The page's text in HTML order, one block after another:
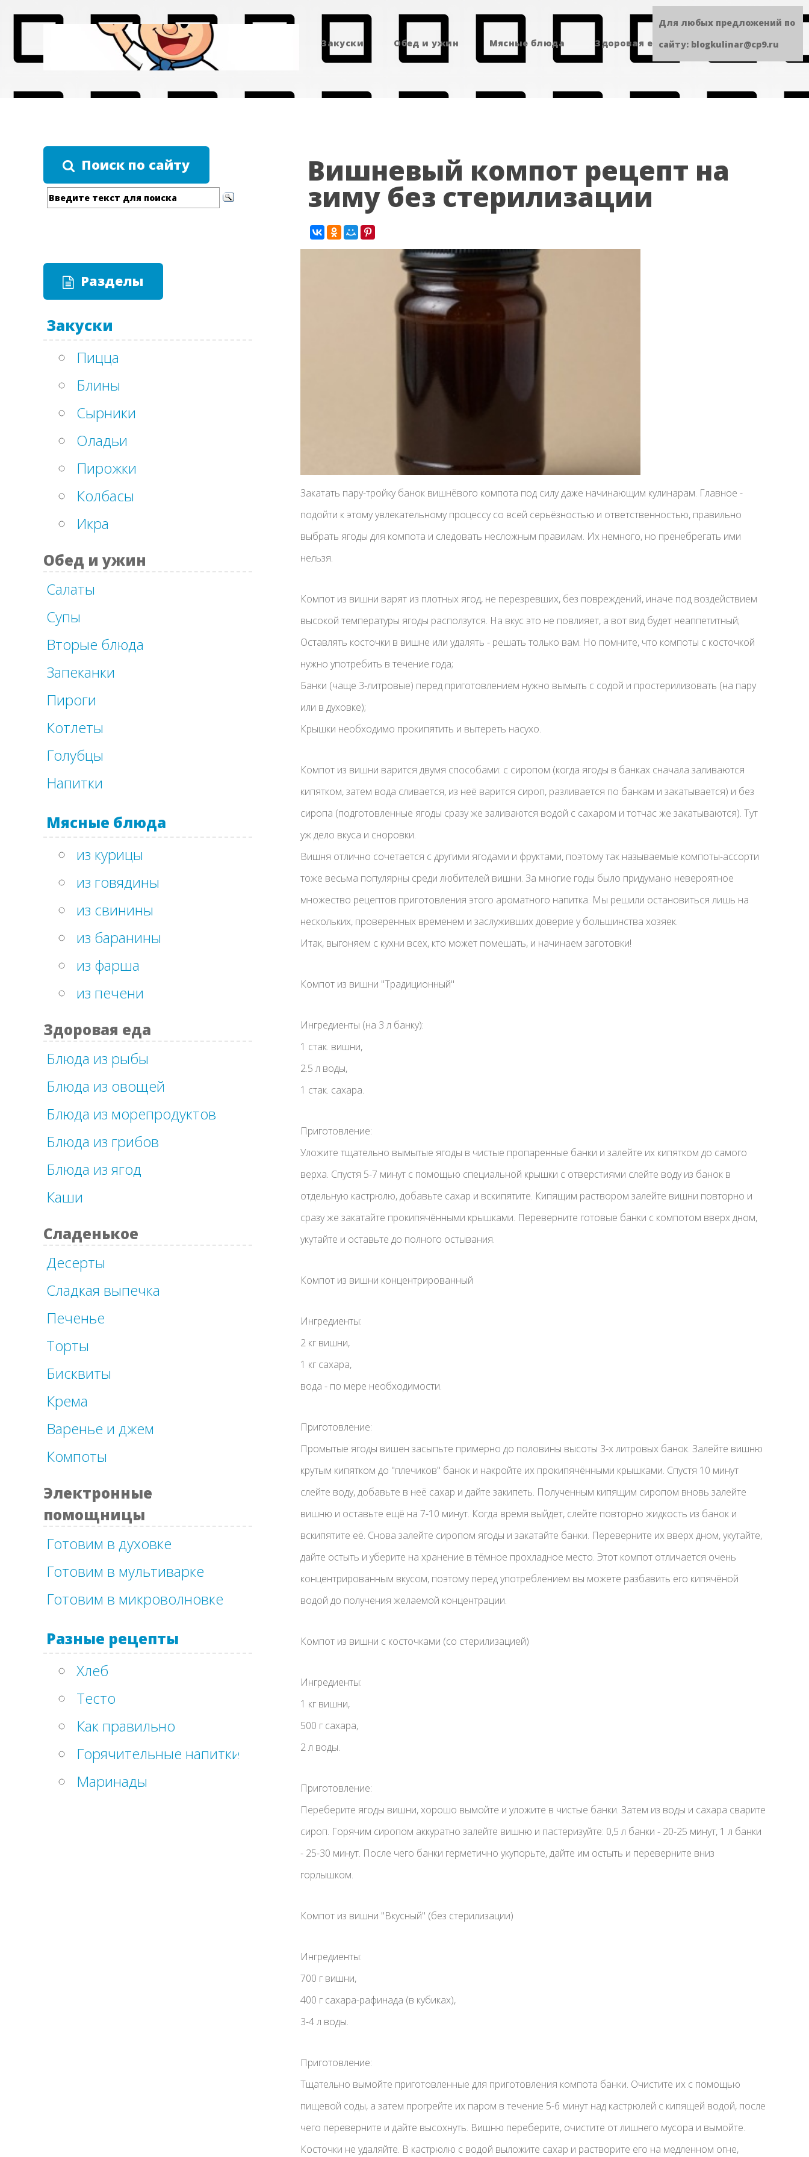
Закуски Обед и ужин Мясные блюда Здоровая еда Сладенькое
Поиск по сайту
Разделы
Закуски
Пицца
Блины
Сырники
Оладьи
Пирожки
Колбасы
Икра
Обед и ужин
Салаты
Супы
Вторые блюда
Запеканки
Пироги
Котлеты
Голубцы
Напитки
Мясные блюда
из курицы
из говядины
из свинины
из баранины
из фарша
из печени
Здоровая еда
Блюда из рыбы
Блюда из овощей
Блюда из морепродуктов
Блюда из грибов
Блюда из ягод
Каши
Сладенькое
Десерты
Сладкая выпечка
Печенье
Торты
Бисквиты
Крема
Варенье и джем
Компоты
Электронные
помощницы
Готовим в духовке
Готовим в мультиварке
Готовим в микроволновке
Разные рецепты
Хлеб
Тесто
Как правильно
Горячительные напитки
Маринады
Вишневый компот рецепт на
зиму без стерилизации
Закатать пару-тройку банок вишнёвого компота под силу даже начинающим кулинарам. Главное -
подойти к этому увлекательному процессу со всей серьёзностью и ответственностью, правильно
выбрать ягоды для компота и следовать несложным правилам. Их немного, но пренебрегать ими
нельзя.
Компот из вишни варят из плотных ягод, не перезревших, без повреждений, иначе под воздействием
высокой температуры ягоды расползутся. На вкус это не повлияет, а вот вид будет неаппетитный;
Оставлять косточки в вишне или удалять - решать только вам. Но помните, что компоты с косточкой
нужно употребить в течение года;
Банки (чаще 3-литровые) перед приготовлением нужно вымыть с содой и простерилизовать (на пару
или в духовке);
Крышки необходимо прокипятить и вытереть насухо.
Компот из вишни варится двумя способами: с сиропом (когда ягоды в банках сначала заливаются
кипятком, затем вода сливается, из неё варится сироп, разливается по банкам и закатывается) и без
сиропа (подготовленные ягоды сразу же заливаются водой с сахаром и тотчас же закатываются). Тут
уж дело вкуса и сноровки.
Вишня отлично сочетается с другими ягодами и фруктами, поэтому так называемые компоты-ассорти
тоже весьма популярны среди любителей вишни. За многие годы было придумано невероятное
множество рецептов приготовления этого ароматного напитка. Мы решили остановиться лишь на
нескольких, проверенных временем и заслуживших доверие у большинства хозяек.
Итак, выгоняем с кухни всех, кто может помешать, и начинаем заготовки!
Компот из вишни "Традиционный"
Ингредиенты (на 3 л банку):
1 стак. вишни,
2.5 л воды,
1 стак. сахара.
Приготовление:
Уложите тщательно вымытые ягоды в чистые пропаренные банки и залейте их кипятком до самого
верха. Спустя 5-7 минут с помощью специальной крышки с отверстиями слейте воду из банок в
отдельную кастрюлю, добавьте сахар и вскипятите. Кипящим раствором залейте вишни повторно и
сразу же закатайте прокипячёнными крышками. Переверните готовые банки с компотом вверх дном,
укутайте и оставьте до полного остывания.
Компот из вишни концентрированный
Ингредиенты:
2 кг вишни,
1 кг сахара,
вода - по мере необходимости.
Приготовление:
Промытые ягоды вишен засыпьте примерно до половины высоты 3-х литровых банок. Залейте вишню
крутым кипятком до "плечиков" банок и накройте их прокипячёнными крышками. Спустя 10 минут
слейте воду, добавьте в неё сахар и дайте закипеть. Полученным кипящим сиропом вновь залейте
вишню и оставьте ещё на 7-10 минут. Когда время выйдет, слейте повторно жидкость из банок и
вскипятите её. Снова залейте сиропом ягоды и закатайте банки. Переверните их вверх дном, укутайте,
дайте остыть и уберите на хранение в тёмное прохладное место. Этот компот отличается очень
концентрированным вкусом, поэтому перед употреблением вы можете разбавить его кипячёной
водой до получения желаемой концентрации.
Компот из вишни с косточками (со стерилизацией)
Ингредиенты:
1 кг вишни,
500 г сахара,
2 л воды.
Приготовление:
Переберите ягоды вишни, хорошо вымойте и уложите в чистые банки. Затем из воды и сахара сварите
сироп. Горячим сиропом аккуратно залейте вишню и пастеризуйте: 0,5 л банки - 20-25 минут, 1 л банки
- 25-30 минут. После чего банки герметично укупорьте, дайте им остыть и переверните вниз
горлышком.
Компот из вишни "Вкусный" (без стерилизации)
Ингредиенты:
700 г вишни,
400 г сахара-рафинада (в кубиках),
3-4 л воды.
Приготовление:
Тщательно вымойте приготовленные для приготовления компота банки. Очистите их с помощью
пищевой соды, а затем прогрейте их паром в течение 5-6 минут над кастрюлей с кипящей водой, после
чего переверните и дайте высохнуть. Вишню переберите, очистите от лишнего мусора и вымойте.
Косточки не удаляйте. В кастрюлю с водой выложите сахар и растворите его на медленном огне,
Для любых предложений по
сайту: blogkulinar@cp9.ru